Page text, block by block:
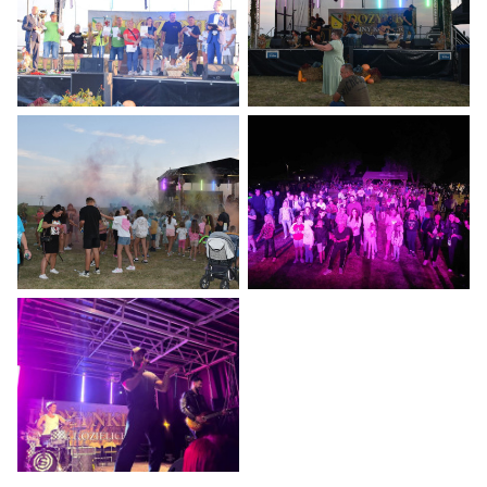
Dożynki 2024
Dożynki 2024